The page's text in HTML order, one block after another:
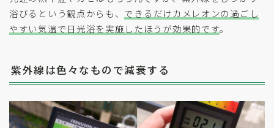
浴びるという観点からも、 できるだけカメレオンの過ごし
やすい気温で日光浴を実施したほうが効果的です。
紫外線は色々なもので減衰する